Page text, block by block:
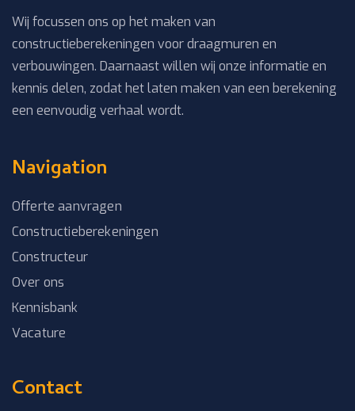
Wij focussen ons op het maken van
constructieberekeningen voor draagmuren en
verbouwingen. Daarnaast willen wij onze informatie en
kennis delen, zodat het laten maken van een berekening
een eenvoudig verhaal wordt.
Navigation
Offerte aanvragen
Constructieberekeningen
Constructeur
Over ons
Kennisbank
Vacature
Contact